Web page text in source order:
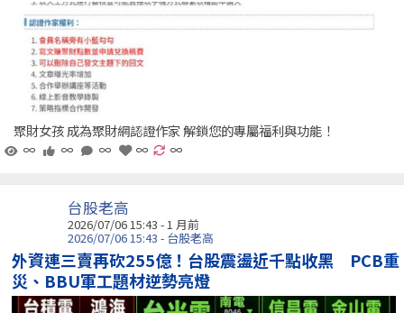
聚財女孩 成為聚財網認證作家 解鎖您的專屬福利與功能！
∞
∞ ∞ ∞ ∞
台股老高
2026/07/06 15:43 - 1 月前
2026/07/06 15:43 - 台股老高
外資連三賣再砍255億！台股震盪近千點收黑 PCB重
災、BBU軍工題材逆勢亮燈